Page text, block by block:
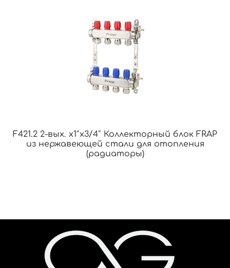
F421.2 2-вых. x1″x3/4″ Коллекторный блок FRAP
из нержавеющей стали для отопления
(радиаторы)